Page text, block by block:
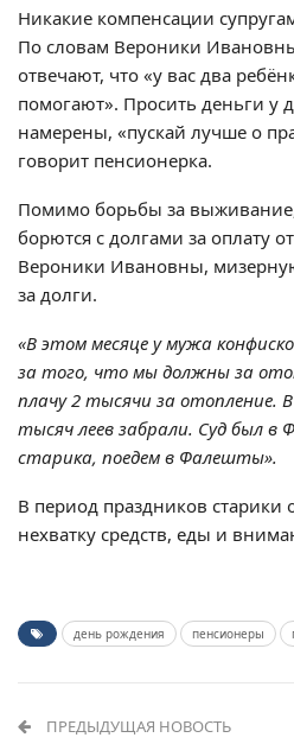
Никакие компенсации
По словам Вероники
отвечают, что «у вас два
помогают». Просить деньги у
намерены, «пускай лучше о
говорит пенсионерка.
Помимо борьбы за
борются с долгами за оплату
Вероники Ивановны,
за долги.
«В этом месяце у мужа
за того, что мы должны за
плачу 2 тысячи за отопление.
тысяч леев забрали. Суд был
старика, поедем в Фалешты».
В период праздников старики
нехватку средств, еды и
день рождения пенсионеры
ПРЕДЫДУЩАЯ НОВОСТЬ